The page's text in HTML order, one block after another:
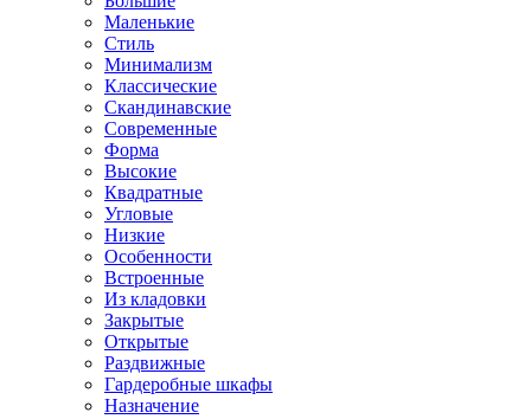
Маленькие
Стиль
Минимализм
Классические
Скандинавские
Современные
Форма
Высокие
Квадратные
Угловые
Низкие
Особенности
Встроенные
Из кладовки
Закрытые
Открытые
Раздвижные
Гардеробные шкафы
Назначение